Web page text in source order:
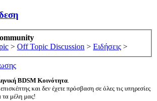
> Off Topic Discussion > Ειδήσεις >
BDSM Κοινότητα.
και δεν έχετε πρόσβαση σε όλες τις υπηρεσίες
τα μέλη μας!